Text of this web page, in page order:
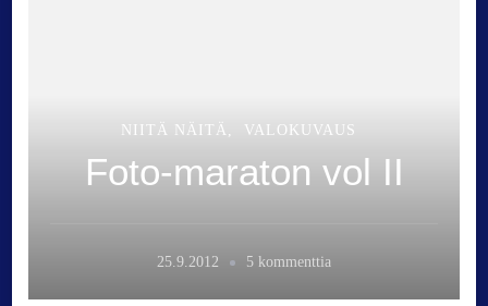
NIITÄ NÄITÄ VALOKUVAUS
Foto-maraton vol II
25.9.2012 5 kommenttia